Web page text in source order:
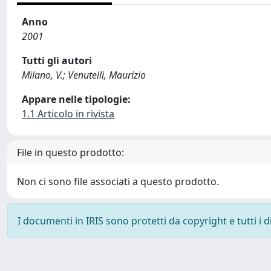
Anno
2001
Tutti gli autori
Milano, V.; Venutelli, Maurizio
Appare nelle tipologie:
1.1 Articolo in rivista
File in questo prodotto:
Non ci sono file associati a questo prodotto.
I documenti in IRIS sono protetti da copyright e tutti i